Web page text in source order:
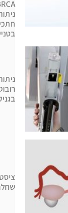
ניתוח ללא
ניתוחים
רובוטיים
בגניקולוגיה
ציסטות
שחלתיות